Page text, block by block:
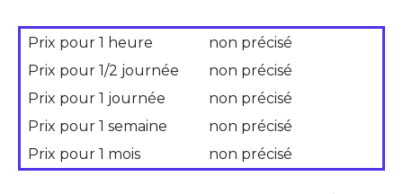
Prix pour 1 heure
non précisé
Prix pour 1/2 journée
non précisé
Prix pour 1 journée
non précisé
Prix pour 1 semaine
non précisé
Prix pour 1 mois
non précisé